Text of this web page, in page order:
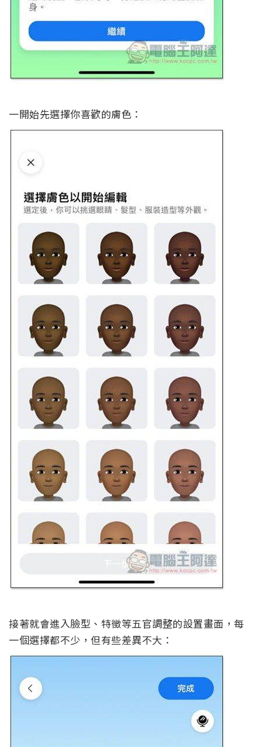
一開始先選擇你喜歡的膚色：
接著就會進入臉型、特徵等五官調整的設置畫面，每
一個選擇都不少，但有些差異不大：